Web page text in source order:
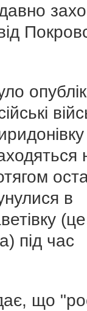
в
під час
що